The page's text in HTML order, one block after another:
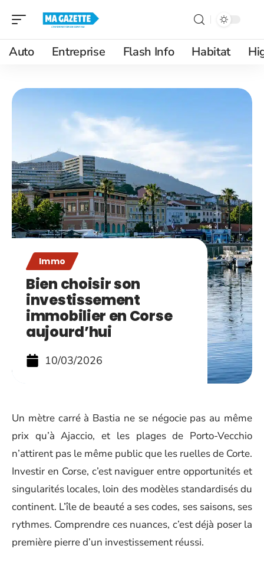
Auto Entreprise Flash Info Habitat
Immo
Bien choisir son
investissement
immobilier en Corse
aujourd’hui
10/03/2026
Un mètre carré à Bastia ne se négocie pas au même
prix qu’à Ajaccio, et les plages de Porto-Vecchio
n’attirent pas le même public que les ruelles de Corte.
Investir en Corse, c’est naviguer entre opportunités et
singularités locales, loin des modèles standardisés du
continent. L’île de beauté a ses codes, ses saisons, ses
rythmes. Comprendre ces nuances, c’est déjà poser la
première pierre d’un investissement réussi.